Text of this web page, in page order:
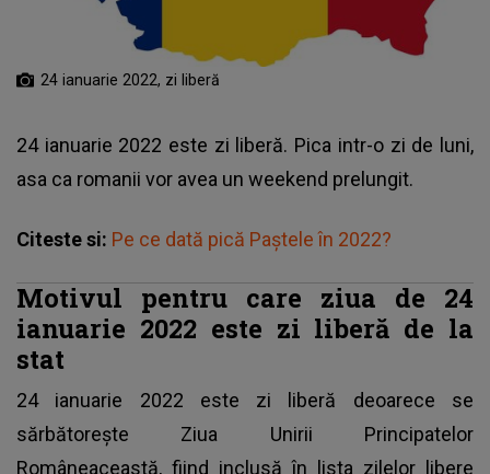
24 ianuarie 2022, zi liberă
24 ianuarie 2022 este zi liberă. Pica intr-o zi de luni,
asa ca romanii vor avea un weekend prelungit.
Citeste si: Pe ce dată pică Paştele în 2022?
Motivul pentru care ziua de 24
ianuarie 2022 este zi liberă de la
stat
24 ianuarie 2022 este zi liberă deoarece se
sărbătorește Ziua Unirii Principatelor
Româneaceastă, fiind inclusă în lista zilelor libere